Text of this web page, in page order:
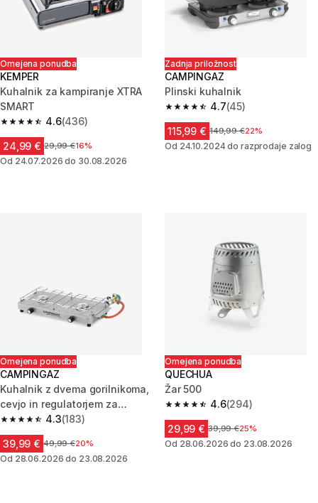
Omejena ponudba
KEMPER
Kuhalnik za kampiranje XTRA
SMART
4.6
4.6 od 5 zvezdic from 436 ocene
(436)
24,99 € Cena pred znižanjem
29,99 €16%
Od 24.07.2026 do 30.08.2026
Zadnja priložnost
CAMPINGAZ
Plinski kuhalnik
4.7
4.7 od 5 zvezdic from 45 ocene
(45)
115,99 € Cena pred znižanjem
149,99 €22%
Od 24.10.2024 do razprodaje zalog
Omejena ponudba
CAMPINGAZ
Kuhalnik z dvema gorilnikoma,
cevjo in regulatorjem za
kampiranje 100S
4.3
4.3 od 5 zvezdic from 183 ocene
(183)
39,99 € Cena pred znižanjem
49,99 €20%
Od 28.06.2026 do 23.08.2026
Omejena ponudba
QUECHUA
Žar 500
4.6
4.6 od 5 zvezdic from 294
(294)
29,99 € Cena pred znižanjem
39,99 €25%
Od 28.06.2026 do 23.08.2026